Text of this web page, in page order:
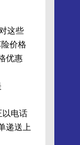
这些
价格
优惠
以电话
递送上